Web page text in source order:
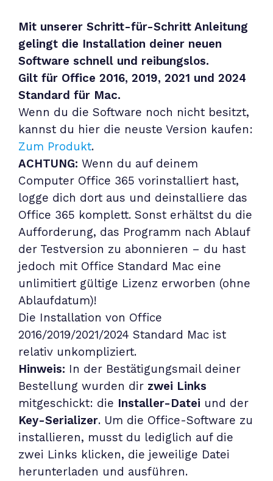
Mit unserer Schritt-für-Schritt Anleitung
gelingt die Installation deiner neuen
Software schnell und reibungslos.
Gilt für Office 2016, 2019, 2021 und 2024
Standard für Mac.
Wenn du die Software noch nicht besitzt,
kannst du hier die neuste Version kaufen:
Zum Produkt.
ACHTUNG: Wenn du auf deinem
Computer Office 365 vorinstalliert hast,
logge dich dort aus und deinstalliere das
Office 365 komplett. Sonst erhältst du die
Aufforderung, das Programm nach Ablauf
der Testversion zu abonnieren – du hast
jedoch mit Office Standard Mac eine
unlimitiert gültige Lizenz erworben (ohne
Ablaufdatum)!
Die Installation von Office
2016/2019/2021/2024 Standard Mac ist
relativ unkompliziert.
Hinweis: In der Bestätigungsmail deiner
Bestellung wurden dir zwei Links
mitgeschickt: die Installer-Datei und der
Key-Serializer. Um die Office-Software zu
installieren, musst du lediglich auf die
zwei Links klicken, die jeweilige Datei
herunterladen und ausführen.